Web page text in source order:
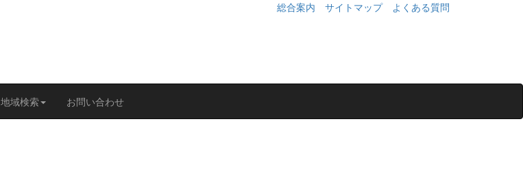
総合案内 サイトマップ よくある質問
地域検索 お問い合わせ